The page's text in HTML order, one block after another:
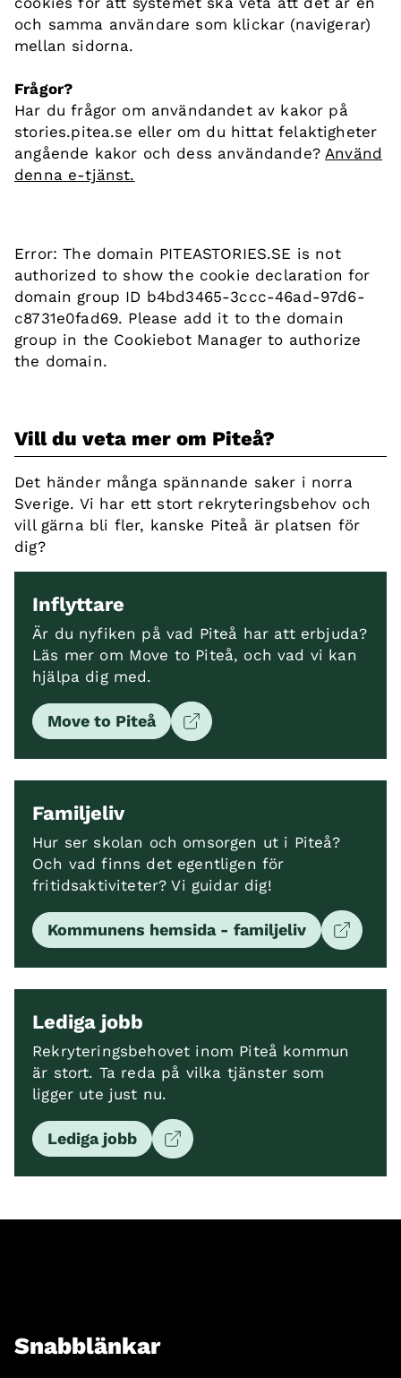
och samma användare som klickar (navigerar)
mellan sidorna.
Frågor?
Har du frågor om användandet av kakor på
stories.pitea.se eller om du hittat felaktigheter
angående kakor och dess användande?Använd
denna e-tjänst.
Error: The domain PITEASTORIES.SE is not
authorized to show the cookie declaration for
domain group ID b4bd3465-3ccc-46ad-97d6-
c8731e0fad69. Please add it to the domain
group in the Cookiebot Manager to authorize
the domain.
Vill du veta mer om Piteå?
Det händer många spännande saker i norra
Sverige. Vi har ett stort rekryteringsbehov och
vill gärna bli fler, kanske Piteå är platsen för
dig?
Inflyttare
Är du nyfiken på vad Piteå har att erbjuda?
Läs mer om Move to Piteå, och vad vi kan
hjälpa dig med.
Move to Piteå
Familjeliv
Hur ser skolan och omsorgen ut i Piteå?
Och vad finns det egentligen för
fritidsaktiviteter? Vi guidar dig!
Kommunens hemsida - familjeliv
Lediga jobb
Rekryteringsbehovet inom Piteå kommun
är stort. Ta reda på vilka tjänster som
ligger ute just nu.
Lediga jobb
Snabblänkar